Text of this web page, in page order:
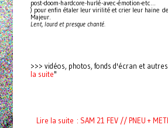
post-doom-hardcore-hurlé-avec-émotion-etc...
) pour enfin étaler leur virilité et crier leur haine
Majeur.
Lent, lourd et presque chanté.
>>> vidéos, photos, fonds d'écran et
la suite"
Lire la suite : SAM 21 FEV // PNEU +